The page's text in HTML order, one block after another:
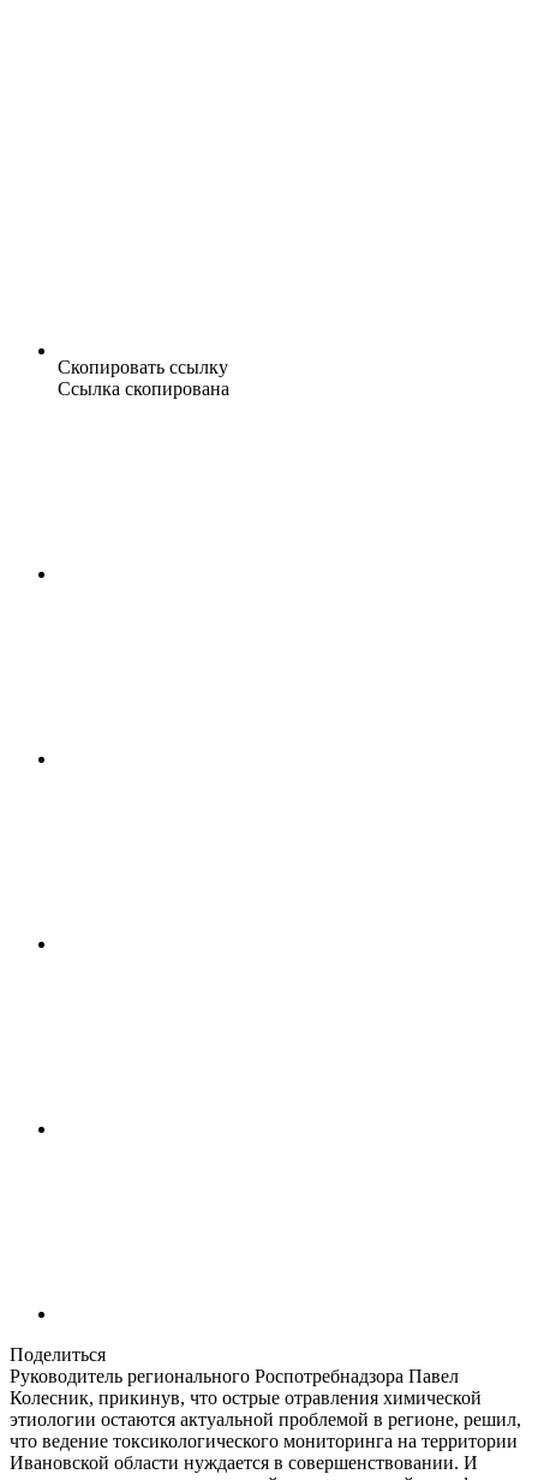
Скопировать ссылку
Ссылка скопирована
Поделиться
Руководитель регионального Роспотребнадзора Павел
Колесник, прикинув, что острые отравления химической
этиологии остаются актуальной проблемой в регионе, решил,
что ведение токсикологического мониторинга на территории
Ивановской области нуждается в совершенствовании. И